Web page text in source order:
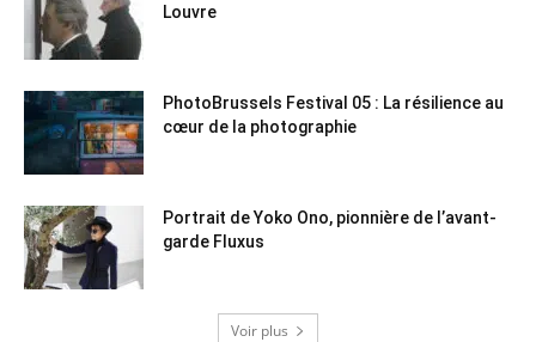
Louvre
PhotoBrussels Festival 05 : La résilience au
cœur de la photographie
Portrait de Yoko Ono, pionnière de l’avant-
garde Fluxus
Voir plus